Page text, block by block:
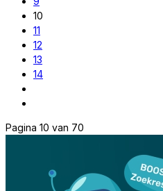
10
11
12
13
14
Pagina 10 van 70